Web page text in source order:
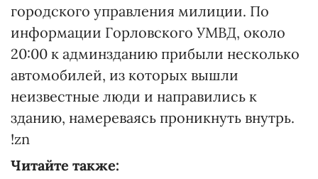
городского управления милиции. По
информации Горловского УМВД, около
20:00 к админзданию прибыли несколько
автомобилей, из которых вышли
неизвестные люди и направились к
зданию, намереваясь проникнуть внутрь.
!zn
Читайте также: